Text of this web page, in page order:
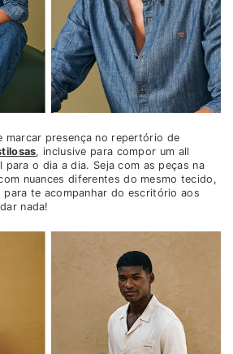
marcar presença no repertório de
, inclusive para compor um all
o dia a dia. Seja com as peças na
nuances diferentes do mesmo tecido,
te acompanhar do escritório aos
nada!